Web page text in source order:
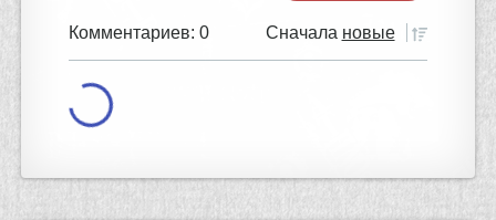
Комментариев: 0 Сначала новые